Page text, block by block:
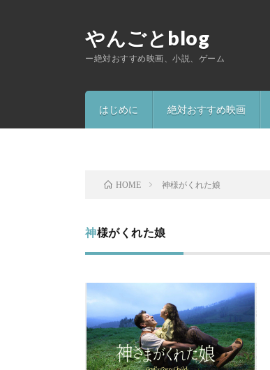
やんごとblog
ー絶対おすすめ映画、小説、ゲーム
はじめに 絶対おすすめ映画
HOME 神様がくれた娘
神様がくれた娘